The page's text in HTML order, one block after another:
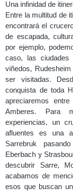
Una infinidad de
Entre la multitud de
encontrará el
de escapada,
por ejemplo,
caso, las
viñedos,
ser visitadas.
conquista de toda
apreciaremos
Amberes. Para
experiencias, un
afluentes es una
Sarrebruk
Eberbach y
descubrir Sarre,
acabamos de
esos que buscan